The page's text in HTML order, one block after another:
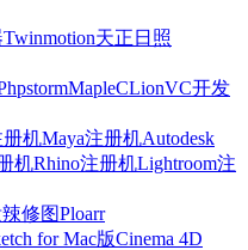
Twinmotion天正日照
MapleCLionVC开发
册机Maya注册机Autodesk
机Rhino注册机Lightroom注
修图Ploarr
for Mac版Cinema 4D